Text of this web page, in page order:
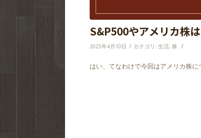
S&P500やアメリカ株
2025年4月10日 / カテゴリ: 生活, 株 /
はい、てなわけで今回はアメリカ株に